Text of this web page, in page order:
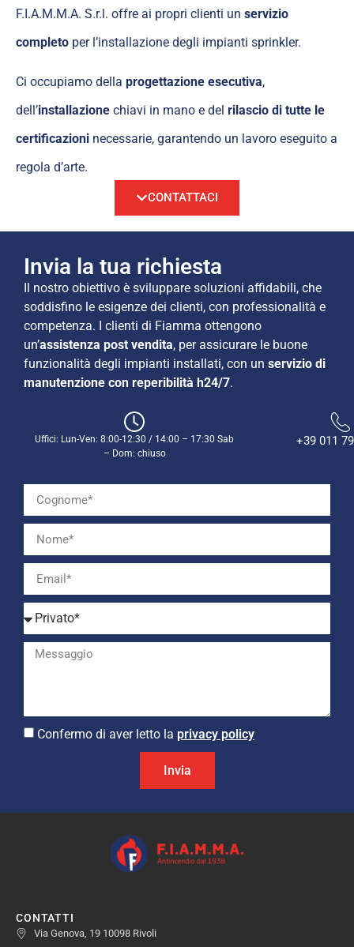
F.I.A.M.M.A. S.r.l. offre ai propri clienti un servizio
completo per l’installazione degli impianti sprinkler.
Ci occupiamo della progettazione esecutiva,
dell’installazione chiavi in mano e del rilascio di tutte le
certificazioni necessarie, garantendo un lavoro eseguito a
regola d’arte.
CONTATTACI
Invia la tua richiesta
Il nostro obiettivo è sviluppare soluzioni affidabili, che
soddisfino le esigenze dei clienti, con professionalità e
competenza. I clienti di Fiamma ottengono
un’assistenza post vendita, per assicurare le buone
funzionalità degli impianti installati, con un servizio di
manutenzione con reperibilità h24/7.
Uffici: Lun-Ven: 8:00-12:30 / 14:00 – 17:30 Sab
– Dom: chiuso
+39 011
Confermo di aver letto la privacy policy
Invia
CONTATTI
Via Genova, 19 10098 Rivoli